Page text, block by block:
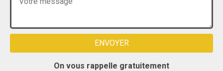
On vous rappelle gratuitement